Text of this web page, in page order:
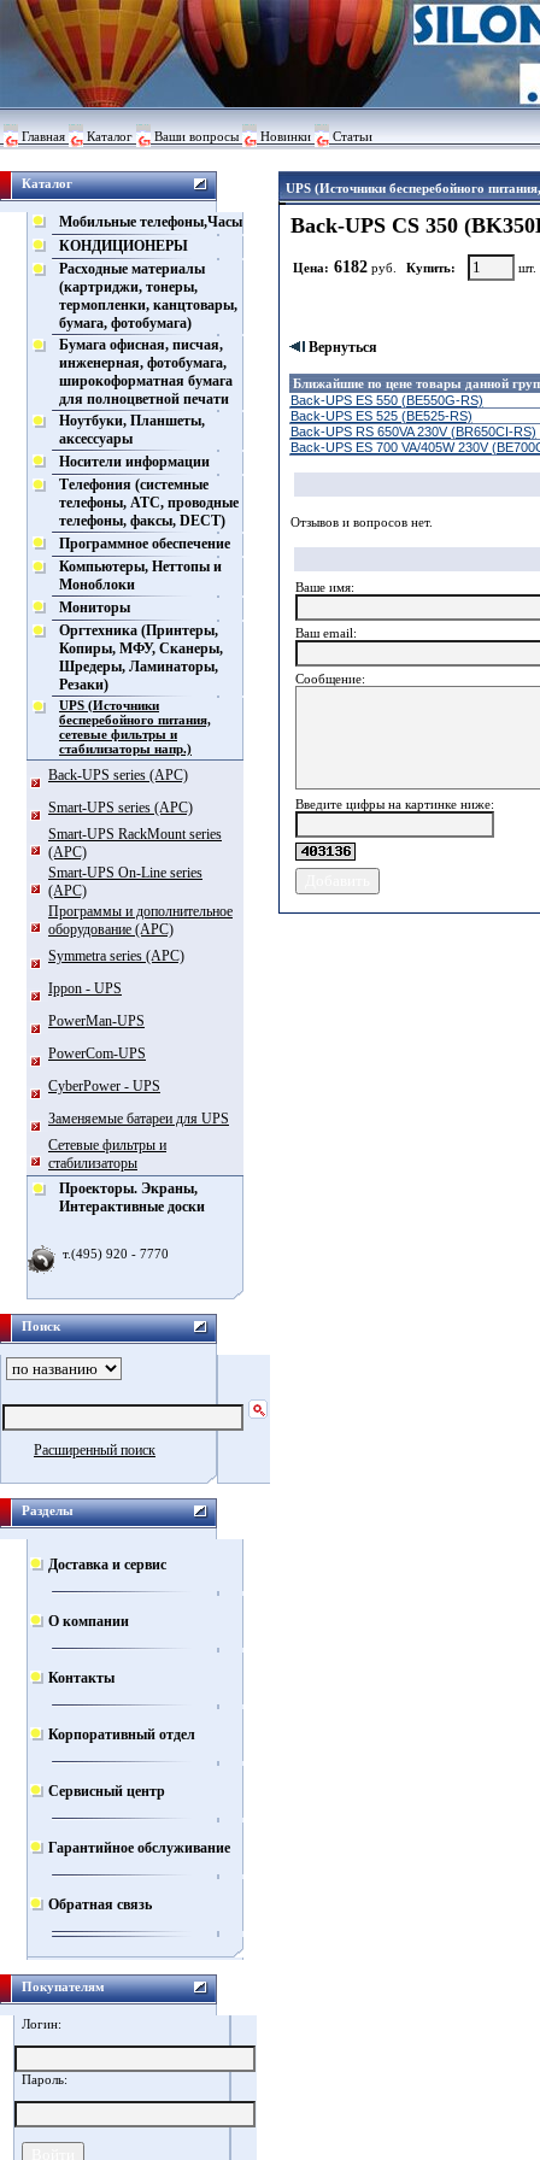
Главная Каталог Ваши вопросы Новинки Статьи
Каталог
Мобильные телефоны,Часы
КОНДИЦИОНЕРЫ
Расходные материалы
(картриджи, тонеры,
термопленки, канцтовары,
бумага, фотобумага)
Бумага офисная, писчая,
инженерная, фотобумага,
широкоформатная бумага
для полноцветной печати
Ноутбуки, Планшеты,
аксессуары
Носители информации
Телефония (системные
телефоны, АТС, проводные
телефоны, факсы, DECT)
Программное обеспечение
Компьютеры, Неттопы и
Моноблоки
Мониторы
Оргтехника (Принтеры,
Копиры, МФУ, Сканеры,
Шредеры, Ламинаторы,
Резаки)
UPS (Источники
бесперебойного питания,
сетевые фильтры и
стабилизаторы напр.)
Back-UPS series (APC)
Smart-UPS series (APC)
Smart-UPS RackMount series
(APC)
Smart-UPS On-Line series
(APC)
Программы и дополнительное
оборудование (APC)
Symmetra series (APC)
Ippon - UPS
PowerMan-UPS
PowerCom-UPS
CyberPower - UPS
Заменяемые батареи для UPS
Сетевые фильтры и
стабилизаторы
Проекторы. Экраны,
Интерактивные доски
т.(495) 920 - 7770
Поиск
Расширенный поиск
Разделы
Доставка и сервис
О компании
Контакты
Корпоративный отдел
Сервисный центр
Гарантийное обслуживание
Обратная связь
Покупателям
Логин:
Пароль:
UPS (Источники бесперебойного
Back-UPS CS 350
Цена: 6182 руб. Купить: шт.
Вернуться
Ближайшие по цене товары данной
Back-UPS ES 550 (BE550G-RS)
Back-UPS ES 525 (BE525-RS)
Back-UPS RS 650VA 230V (BR650CI-RS)
Back-UPS ES 700 VA/405W 230V
Отзывов и вопросов нет.
Ваше имя:
Ваш еmail:
Сообщение:
Введите цифры на картинке ниже: